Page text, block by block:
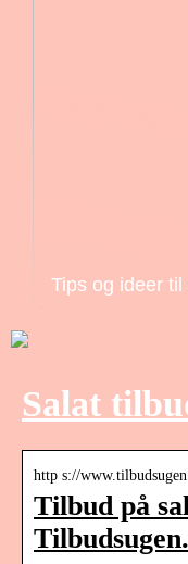
Tips og ideer
Salat
http s://
Tilbud på